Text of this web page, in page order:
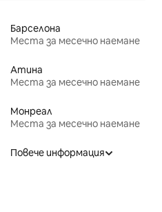
Барселона
Места за месечно наемане
Атина
Места за месечно наемане
Монреал
Места за месечно наемане
Повече информация